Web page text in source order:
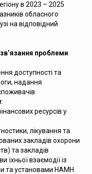
в 2023 – 2025
обласного
на відповідний
проблеми
доступності та
надання
ресурсів у
лікування та
закладів охорони
та закладів
їхньої взаємодії із
та установами НАМН